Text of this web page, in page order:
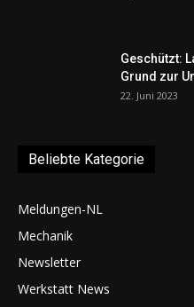
Geschützt:
Grund zur
22. Juni 2023
Beliebte Kategorie
Meldungen-NL
Mechanik
Newsletter
Werkstatt News